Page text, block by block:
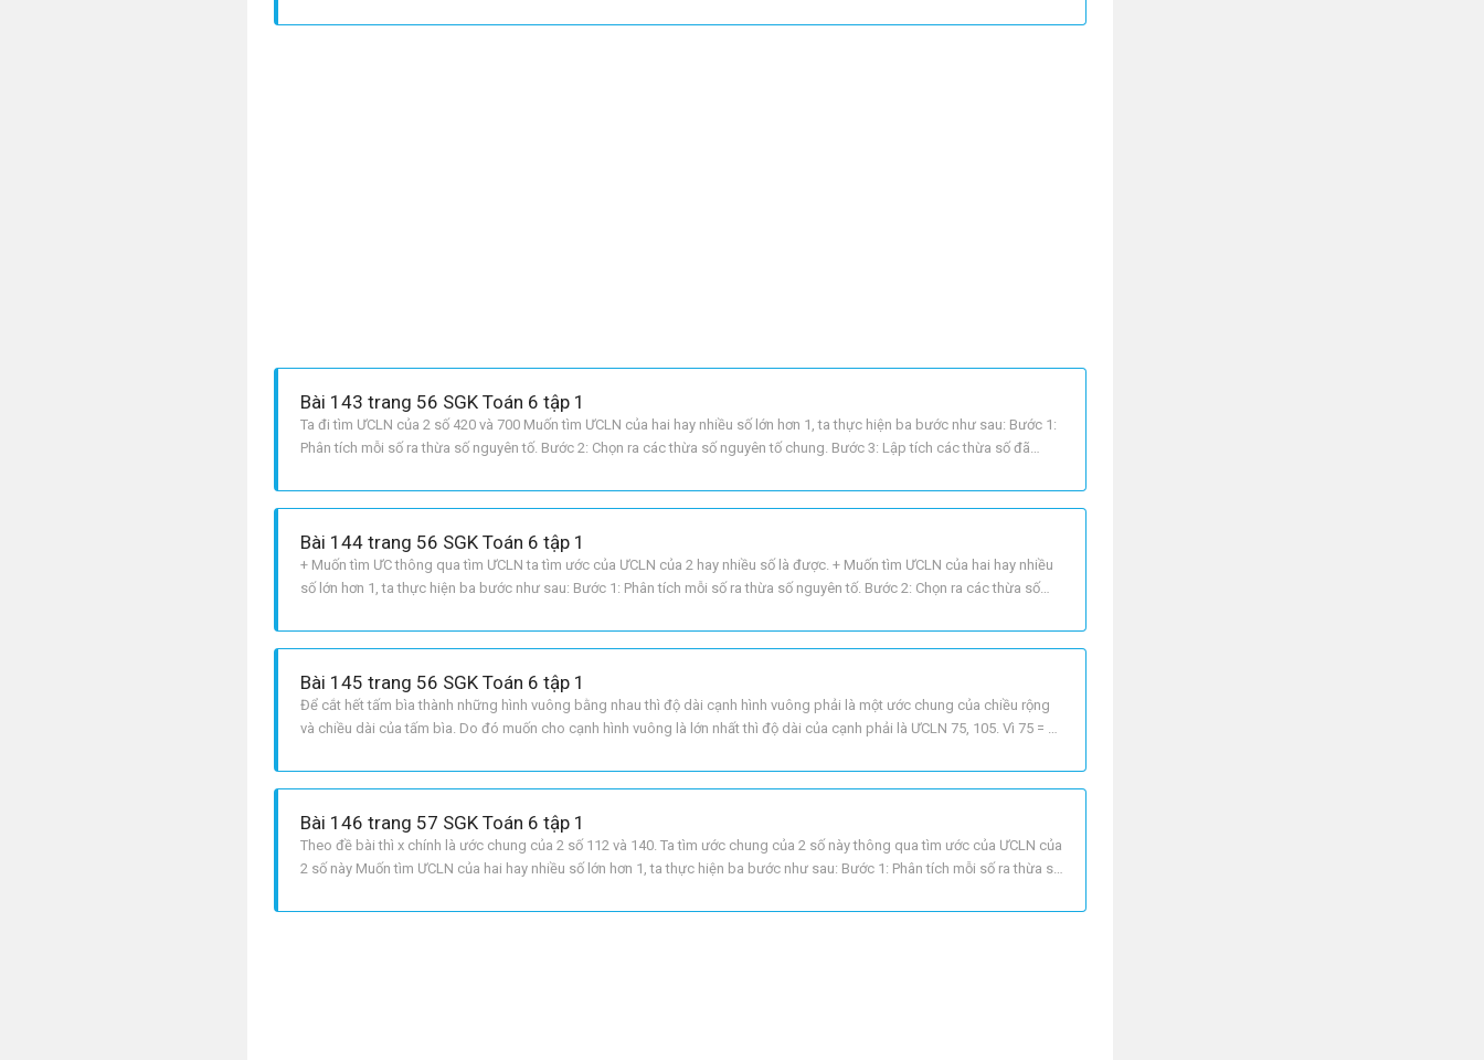
Bài 143 trang 56 SGK Toán 6 tập 1
Ta đi tìm ƯCLN của 2 số 420 và 700 Muốn tìm ƯCLN của hai hay nhiều số lớn hơn 1, ta thực hiện ba bước như sau: Bước 1:
Phân tích mỗi số ra thừa số nguyên tố. Bước 2: Chọn ra các thừa số nguyên tố chung. Bước 3: Lập tích các thừa số đã
Bài 144 trang 56 SGK Toán 6 tập 1
+ Muốn tìm ƯC thông qua tìm ƯCLN ta tìm ước của ƯCLN của 2 hay nhiều số là được. + Muốn tìm ƯCLN của hai hay nhiều
số lớn hơn 1, ta thực hiện ba bước như sau: Bước 1: Phân tích mỗi số ra thừa số nguyên tố. Bước 2: Chọn ra các thừa số
Bài 145 trang 56 SGK Toán 6 tập 1
Để cắt hết tấm bìa thành những hình vuông bằng nhau thì độ dài cạnh hình vuông phải là một ước chung của chiều rộng
và chiều dài của tấm bìa. Do đó muốn cho cạnh hình vuông là lớn nhất thì độ dài của cạnh phải là ƯCLN 75, 105. Vì 75 = 3 .
Bài 146 trang 57 SGK Toán 6 tập 1
Theo đề bài thì x chính là ước chung của 2 số 112 và 140. Ta tìm ước chung của 2 số này thông qua tìm ước của ƯCLN của
2 số này Muốn tìm ƯCLN của hai hay nhiều số lớn hơn 1, ta thực hiện ba bước như sau: Bước 1: Phân tích mỗi số ra thừa số